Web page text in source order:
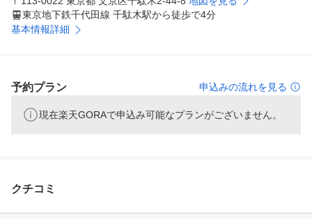
東京地下鉄千代田線 千駄木駅から徒歩で4分
基本情報詳細
予約プラン 申込みの流れを見る
現在楽天GORAで申込み可能なプランがございません。
クチコミ